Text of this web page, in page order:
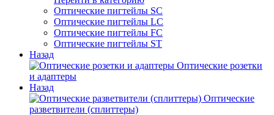
Оптические пигтейлы SC
Оптические пигтейлы LC
Оптические пигтейлы FC
Оптические пигтейлы ST
Назад
Оптические розетки
и адаптеры
Назад
Оптические
разветвители (сплиттеры)